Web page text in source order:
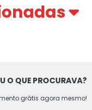
O QUE PROCURAVA?
grátis agora mesmo!